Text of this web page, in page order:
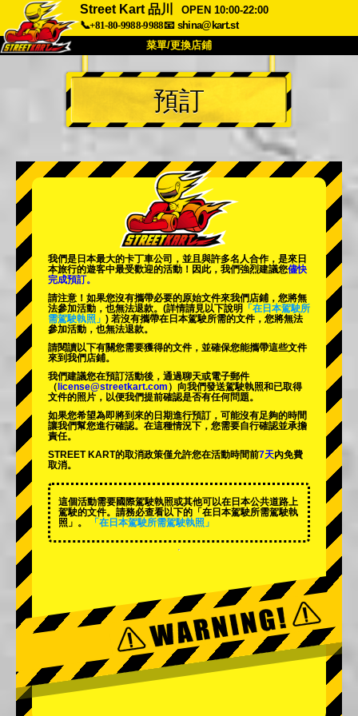
Street Kart 品川
OPEN 10:00-22:00
📞+81-80-9988-9988📧 shina@kart.st
菜單/更換店鋪
首頁
關於 規格 價格
公司 預訂
更換店鋪
東京秋葉原#2
東京澀谷附屬 東京灣
東京淺草 大阪
沖繩
預訂
我們是日本最大的卡丁車公司，並且與許多名人合作，是來日
本旅行的遊客中最受歡迎的活動 ！因此，我們強烈建議您儘快
完成預訂。
請注意！如果您沒有攜帶必要的原始文件來我們店鋪，您將無
法參加活動，也無法退款。 (詳情請見以下說明
「在日本駕駛所
需駕駛執照」 ) 若沒有攜帶在日本駕駛所需的文件，您將無法
參加活動，也無法退款。
請閱讀以下有關您需要獲得的文件，並確保您能攜帶這些文件
來到我們店鋪。
我們建議您在預訂活動後，通過聊天或電子郵件
（ license@streetkart.com ）向我們發送駕駛執照和已取得
文件的照片，以便我們提前確認是否有任何問題。
如果您希望為即將到來的日期進行預訂，可能沒有足夠的時間
讓我們幫您進行確認。在這種情況下，您需要自行確認並承擔
責任。
STREET KART的取消政策僅允許您在活動時間前7天內免費
取消。
這個活動需要國際駕駛執照或其他可以在日本公共道路上
駕駛的文件。請務必查看以下的「在日本駕駛所需駕駛執
照」。
「在日本駕駛所需駕駛執照」